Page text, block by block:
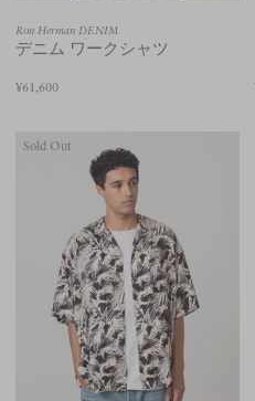
Ron Herman DENIM
デニム ワークシャツ
¥61,600
Sold Out